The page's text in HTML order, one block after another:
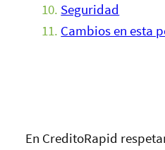
Seguridad
Cambios en esta
En CreditoRapid